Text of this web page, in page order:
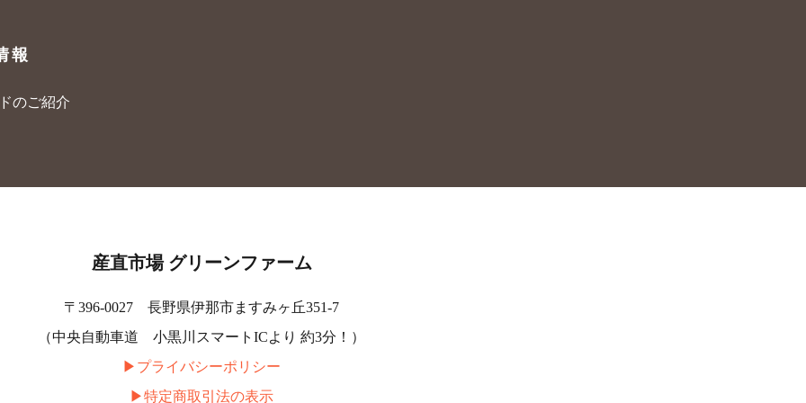
報
のご紹介
産直市場 グリーンファーム
〒396-0027 長野県伊那市ますみヶ丘351-7
（中央自動車道 小黒川スマートICより 約3分！）
▶︎プライバシーポリシー
▶︎特定商取引法の表示